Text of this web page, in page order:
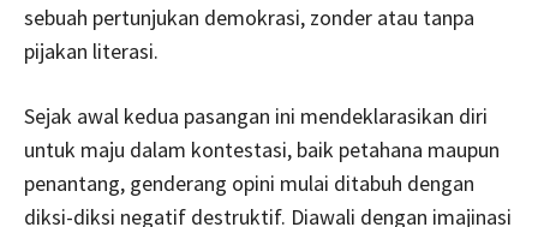
sebuah pertunjukan demokrasi, zonder atau tanpa
pijakan literasi.
Sejak awal kedua pasangan ini mendeklarasikan diri
untuk maju dalam kontestasi, baik petahana maupun
penantang, genderang opini mulai ditabuh dengan
diksi-diksi negatif destruktif. Diawali dengan imajinasi